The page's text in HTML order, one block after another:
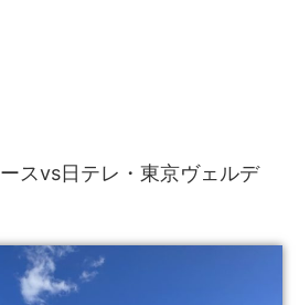
スvs日テレ・東京ヴェルデ